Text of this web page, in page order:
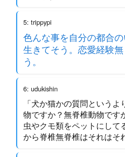
5: trippypi
色んな事を自分の都合
生きてそう。恋愛経験
う。
6: udukishin
「犬か猫かの質問という
物ですか？無脊椎動物です
虫やクモ類をペットにして
から脊椎無脊椎はそれはそ